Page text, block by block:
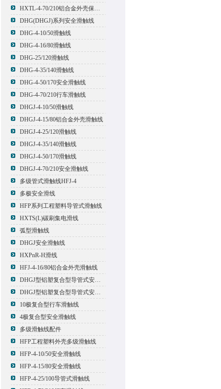
HXTL-4-70/210铝合金外壳保护多极管式滑触线
DHG(DHGJ)系列安全滑触线
DHG-4-10/50滑触线
DHG-4-16/80滑触线
DHG-25/120滑触线
DHG-4-35/140滑触线
DHG-4-50/170安全滑触线
DHG-4-70/210行车滑触线
DHGJ-4-10/50滑触线
DHGJ-4-15/80铝合金外壳滑触线
DHGJ-4-25/120滑触线
DHGJ-4-35/140滑触线
DHGJ-4-50/170滑触线
DHGJ-4-70/210安全滑触线
多级管式滑触线HFJ-4
多极安全滑线
HFP系列工程塑料导管式滑触线
HXTS(L)碳刷集电滑线
弧型滑触线
DHGJ安全滑触线
HXPnR-H滑线
HFJ-4-16/80铝合金外壳滑触线
DHGJ型铝塑复合型导管式安全滑触线
DHGJ型铝塑复合型导管式安全滑触线
10极复合型行车滑触线
4极复合型安全滑触线
多级滑触线配件
HFP工程塑料外壳多级滑触线
HFP-4-10/50安全滑触线
HFP-4-15/80安全滑触线
HFP-4-25/100导管式滑触线